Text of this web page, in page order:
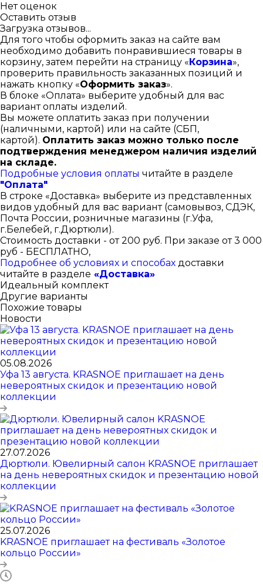
Нет оценок
Оставить отзыв
Загрузка отзывов...
Для того чтобы оформить заказ на сайте вам
необходимо добавить понравившиеся товары в
корзину, затем перейти на страницу «Корзина»,
проверить правильность заказанных позиций и
нажать кнопку «Оформить заказ».
В блоке «Оплата» выберите удобный для вас
вариант оплаты изделий.
Вы можете оплатить заказ при получении
(наличными, картой) или на сайте (СБП,
картой). Оплатить заказ можно только после
подтверждения менеджером наличия изделий
на складе.
Подробные условия оплаты читайте в разделе
"Оплата"
В строке «Доставка» выберите из представленных
видов удобный для вас вариант (самовывоз, СДЭК,
Почта России, розничные магазины (г.Уфа,
г.Белебей, г.Дюртюли).
Стоимость доставки - от 200 руб. При заказе от 3 000
руб - БЕСПЛАТНО,
Подробнее об условиях и способах доставки
читайте в разделе «Доставка»
Идеальный комплект
Другие варианты
Похожие товары
Новости
05.08.2026
Уфа 13 августа. KRASNOE приглашает на день
невероятных скидок и презентацию новой
коллекции
27.07.2026
Дюртюли. Ювелирный салон KRASNOE приглашает
на день невероятных скидок и презентацию новой
коллекции
25.07.2026
KRASNOE приглашает на фестиваль «Золотое
кольцо России»